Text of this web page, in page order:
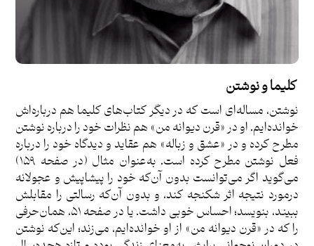
کلیما و نوشتن
نوشتن، مساله‌ای است که در دیگر کتاب‌های کلیما هم درباره‌اش
خوانده‌ایم. او در «قرن دیوانه من» هم نظرات خود را درباره نوشتن
مطرح کرده و در «عشق و زباله» هم عقاید و دیدگاه خود را درباره
فعل نوشتن مطرح کرده است. به‌عنوان مثال (در صفحه ۱۵۹)
می‌گوید اگر می‌توانست بدون آن‌که خود را پیشاپیش و عجولانه
درمورد نتیجه اثر شکنجه کند، و بدون آن‌که رسالتی را مقابلش
ببیند، بنویسد؛ احساس خوبی داشت. یا در صفحه ۵۱، همان‌حرفی
را که در «قرن دیوانه من» از او خوانده‌ایم، می‌زند؛ این‌که نوشتن